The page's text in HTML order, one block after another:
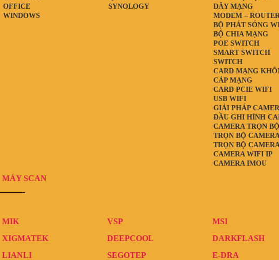
WINDOWS
OFFICE SYNOLOGY
GIẢI PHÁP
CAMERA WIFI IP
CAMERA IMOU
CAMERA TRỌN BỘ
TRỌN BỘ
TRỌN BỘ
ĐẦU GHI HÌNH
CARD MẠNG
USB WIFI
CARD PCIE WIFI
CÁP MẠNG
BỘ CHIA MẠNG
SWITCH
SMART SWITCH
POE SWITCH
BỘ PHÁT SÓNG
MODEM –
DÂY MẠNG
MÁY SCAN
MIK VSP MSI
XIGMATEK DEEPCOOL DARKFLASH
LIANLI SEGOTEP E-DRA